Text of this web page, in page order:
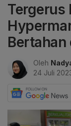
Tergerus
Bertahan
Oleh
24 Juli